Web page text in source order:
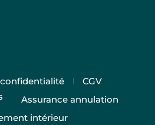
CGV
Assurance annulation
intérieur